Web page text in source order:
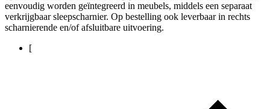
eenvoudig worden geïntegreerd in meubels, middels een separaat
verkrijgbaar sleepscharnier. Op bestelling ook leverbaar in rechts
scharnierende en/of afsluitbare uitvoering.
[